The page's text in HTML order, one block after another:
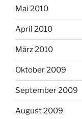
Mai 2010
April 2010
März 2010
Oktober 2009
September 2009
August 2009